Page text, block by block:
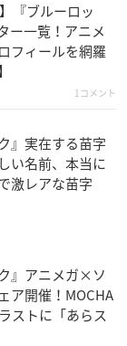
『ブルーロッ
ー一覧！アニメ
フィールを網羅
1コメント
』実在する苗字
い名前、本当に
激レアな苗字
』アニメガ×ソ
ア開催！MOCHA
ストに「あらス